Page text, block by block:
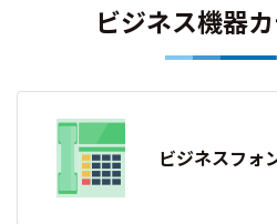
ビジネス機器
ビジネスフォ